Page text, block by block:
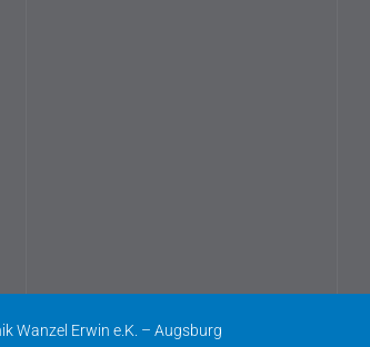
Wanzel Erwin e.K. – Augsburg